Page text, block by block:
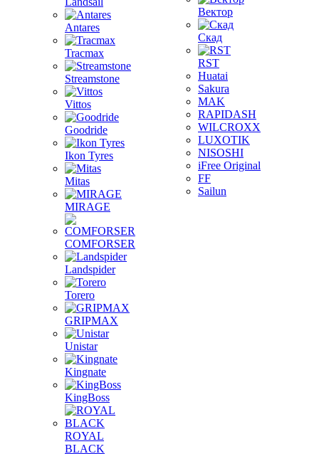
Antares
Tracmax
Streamstone
Vittos
Goodride
Ikon Tyres
Mitas
MIRAGE
COMFORSER
Landspider
Torero
GRIPMAX
Unistar
Kingnate
KingBoss
ROYAL
BLACK
Вектор
Скад
RST
Huatai
Sakura
MAK
RAPIDASH
WILCROXX
LUXOTIK
NISOSHI
iFree Original
FF
Sailun